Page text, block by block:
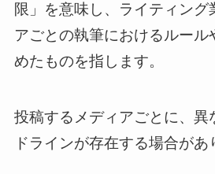
限」を意味し、ライティング
アごとの執筆におけるルール
めたものを指します。
投稿するメディアごとに、異
ドラインが存在する場合があ